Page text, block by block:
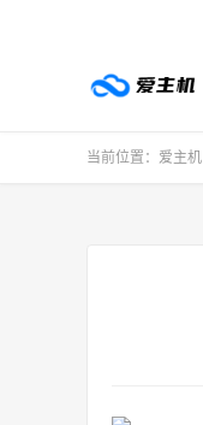
当前位置： 爱主机